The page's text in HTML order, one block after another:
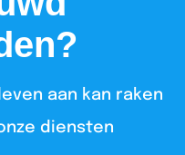
aan kan raken
diensten​